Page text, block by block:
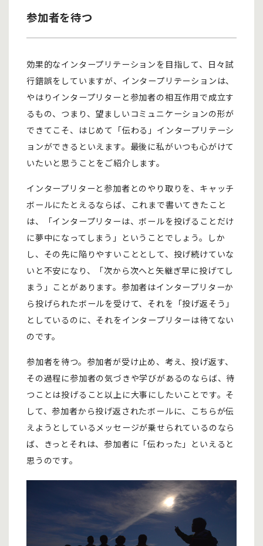
参加者を待つ
効果的なインタープリテーションを目指して、日々試
行錯誤をしていますが、インタープリテーションは、
やはりインタープリターと参加者の相互作用で成立す
るもの、つまり、望ましいコミュニケーションの形が
できてこそ、はじめて「伝わる」インタープリテーシ
ョンができるといえます。最後に私がいつも心がけて
いたいと思うことをご紹介します。
インタープリターと参加者とのやり取りを、キャッチ
ボールにたとえるならば、これまで書いてきたこと
は、「インタープリターは、ボールを投げることだけ
に夢中になってしまう」ということでしょう。しか
し、その先に陥りやすいこととして、投げ続けていな
いと不安になり、「次から次へと矢継ぎ早に投げてし
まう」ことがあります。参加者はインタープリターか
ら投げられたボールを受けて、それを「投げ返そう」
としているのに、それをインタープリターは待てない
のです。
参加者を待つ。参加者が受け止め、考え、投げ返す、
その過程に参加者の気づきや学びがあるのならば、待
つことは投げること以上に大事にしたいことです。そ
して、参加者から投げ返されたボールに、こちらが伝
えようとしているメッセージが乗せられているのなら
ば、きっとそれは、参加者に「伝わった」といえると
思うのです。